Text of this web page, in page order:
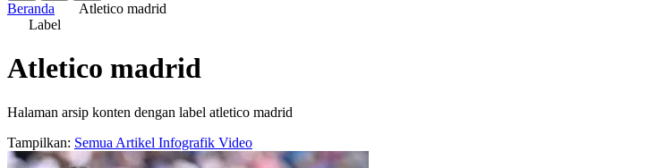
Beranda
Atletico madrid
Label
Atletico madrid
Halaman arsip konten dengan label atletico madrid
Tampilkan: Semua Artikel Infografik Video